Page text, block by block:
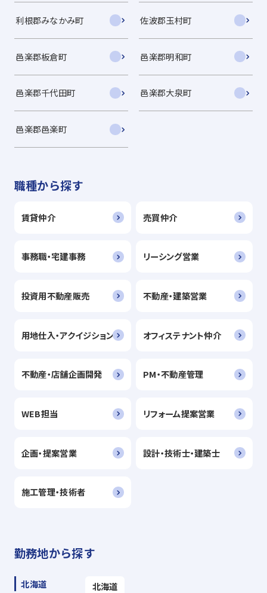
利根郡みなかみ町 佐波郡玉村町
邑楽郡板倉町 邑楽郡明和町
邑楽郡千代田町 邑楽郡大泉町
邑楽郡邑楽町
職種から探す
賃貸仲介 売買仲介
事務職・宅建事務 リーシング営業
投資用不動産販売 不動産・建築営業
用地仕入・アクイジション オフィステナント仲介
不動産・店舗企画開発 PM・不動産管理
WEB担当 リフォーム提案営業
企画・提案営業 設計・技術士・建築士
施工管理・技術者
勤務地から探す
北海道 北海道